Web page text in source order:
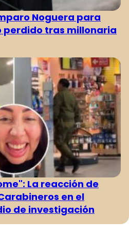
Noguera para
perdido tras millonaria
La reacción de
en el
de investigación